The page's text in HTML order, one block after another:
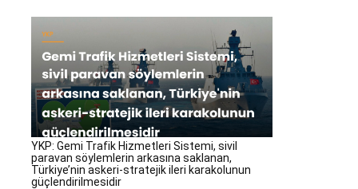
YKP: Gemi Trafik Hizmetleri Sistemi, sivil
paravan söylemlerin arkasına saklanan,
Türkiye’nin askeri-stratejik ileri karakolunun
güçlendirilmesidir